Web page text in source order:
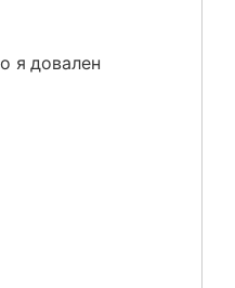
я довален